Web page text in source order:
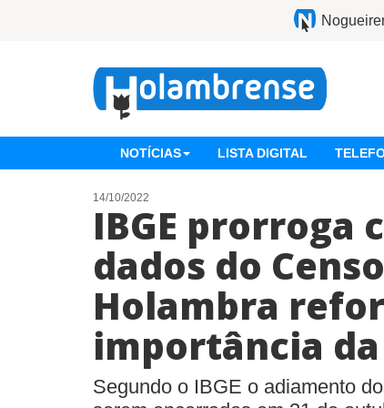
NOTÍCIAS LISTA DIGITAL
14/10/2022
IBGE prorroga
dados do
Holambra
importância
Segundo o IBGE o adiamento